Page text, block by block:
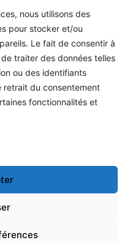
nous utilisons des
pour stocker et/ou
Le fait de consentir à
traiter des données telles
ou des identifiants
retrait du consentement
fonctionnalités et